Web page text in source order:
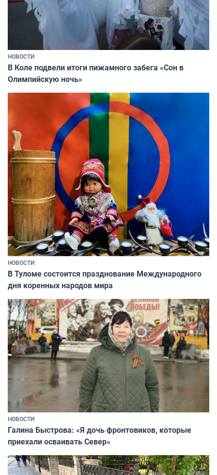
НОВОСТИ
В Коле подвели итоги пижамного забега «Сон в
Олимпийскую ночь»
НОВОСТИ
В Туломе состоится празднование Международного
дня коренных народов мира
НОВОСТИ
Галина Быстрова: «Я дочь фронтовиков, которые
приехали осваивать Север»